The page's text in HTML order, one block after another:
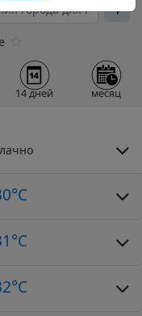
14 дней месяц